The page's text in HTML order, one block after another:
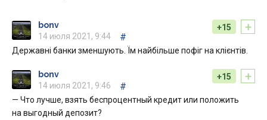
+
+15
bonv
14 июля 2021, 9:44
#
Державні банки зменшують. Їм найбільше пофіг на клієнтів.
+
+15
bonv
14 июля 2021, 9:46
#
— Что лучше, взять беспроцентный кредит или положить
на выгодный депозит?